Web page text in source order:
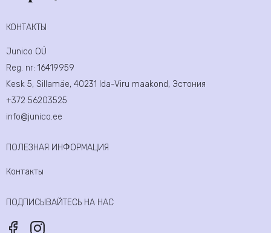
КОНТАКТЫ
Junico OÜ
Reg. nr: 16419959
Kesk 5, Sillamäe, 40231 Ida-Viru maakond, Эстония
+372 56203525
info@junico.ee
ПОЛЕЗНАЯ ИНФОРМАЦИЯ
Контакты
ПОДПИСЫВАЙТЕСЬ НА НАС